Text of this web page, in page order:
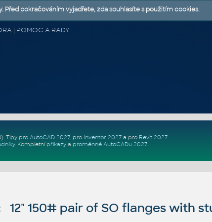
| POMOC A RADY
. Tipy pro AutoCAD 2027, pro Inventor 2027a pro Revit 2027.
. Kompletní příkazya proměnné AutoCADu 2027.
12" 150# pair of SO flanges with
pokračováním vyjadřete, zda souhlasíte s použitím cookies.